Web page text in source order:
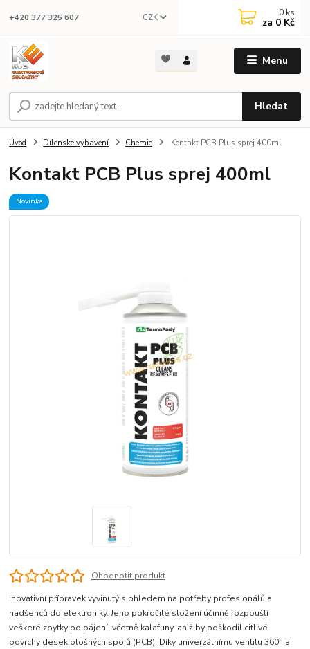
Menu
CZK
Hledat
+420 377 325 607 0 ks
za 0 Kč
Úvod Dílenské vybavení Chemie Kontakt PCB Plus sprej 400ml
Kontakt PCB Plus sprej 400ml
Novinka
Ohodnotit produkt
Inovativní přípravek vyvinutý s ohledem na potřeby profesionálů a
nadšenců do elektroniky. Jeho pokročilé složení účinně rozpouští
veškeré zbytky po pájení, včetně kalafuny, aniž by poškodil citlivé
povrchy desek plošných spojů (PCB). Díky univerzálnímu ventilu 360° a